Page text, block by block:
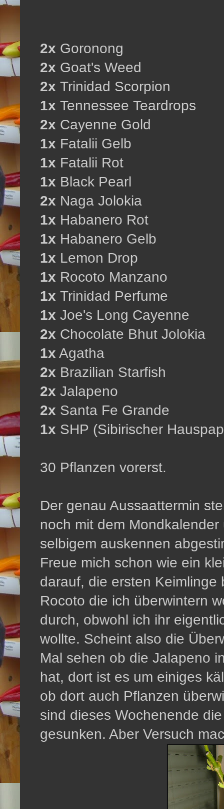
2x Goronong
2x Goat's Weed
2x Trinidad Scorpion
1x Tennessee Teardrops
2x Cayenne Gold
1x Fatalii Gelb
1x Fatalii Rot
1x Black Pearl
2x Naga Jolokia
1x Habanero Rot
1x Habanero Gelb
1x Lemon Drop
1x Rocoto Manzano
1x Trinidad Perfume
1x Joe's Long Cayenne
2x Chocolate Bhut Jolokia
1x Agatha
2x Brazilian Starfish
2x Jalapeno
2x Santa Fe Grande
1x SHP (Sibirischer
30 Pflanzen vorerst.
Der genau Aussaattermin
noch mit dem
selbigem auskennen
Freue mich schon wie ein
darauf, die ersten
Rocoto die ich überwintern
durch, obwohl ich ihr
wollte. Scheint also die
Mal sehen ob die Jalapeno
hat, dort ist es um einiges
ob dort auch Pflanzen
sind dieses Wochenende
gesunken. Aber Versuch